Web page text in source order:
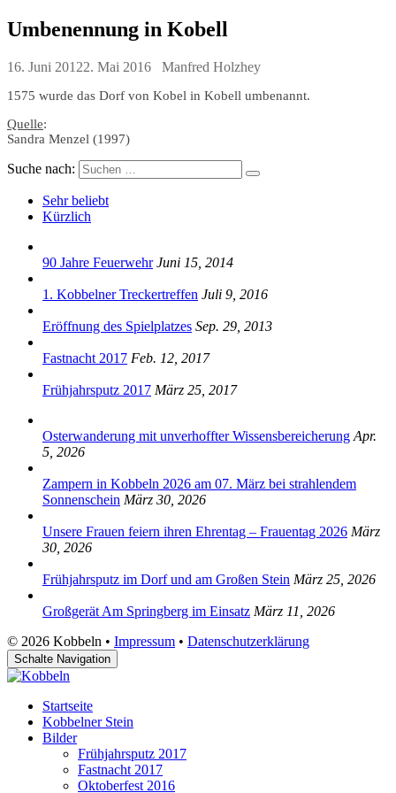
Umbenennung in Kobell
16. Juni 20122. Mai 2016 Manfred Holzhey
1575 wurde das Dorf von Kobel in Kobell umbenannt.
Quelle:
Sandra Menzel (1997)
Suche nach:
Sehr beliebt
Kürzlich
90 Jahre Feuerwehr Juni 15, 2014
1. Kobbelner Treckertreffen Juli 9, 2016
Eröffnung des Spielplatzes Sep. 29, 2013
Fastnacht 2017 Feb. 12, 2017
Frühjahrsputz 2017 März 25, 2017
Osterwanderung mit unverhoffter Wissensbereicherung Apr.
5, 2026
Zampern in Kobbeln 2026 am 07. März bei strahlendem
Sonnenschein März 30, 2026
Unsere Frauen feiern ihren Ehrentag – Frauentag 2026 März
30, 2026
Frühjahrsputz im Dorf und am Großen Stein März 25, 2026
Großgerät Am Springberg im Einsatz März 11, 2026
© 2026 Kobbeln • Impressum • Datenschutzerklärung
Schalte Navigation
Startseite
Kobbelner Stein
Bilder
Frühjahrsputz 2017
Fastnacht 2017
Oktoberfest 2016